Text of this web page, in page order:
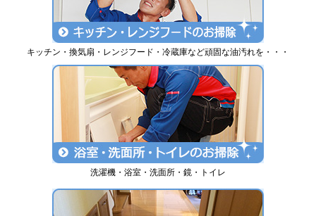
キッチン・換気扇・レンジフード・冷蔵庫など頑固な油汚れを・・・
洗濯機・浴室・洗面所・鏡・トイレ